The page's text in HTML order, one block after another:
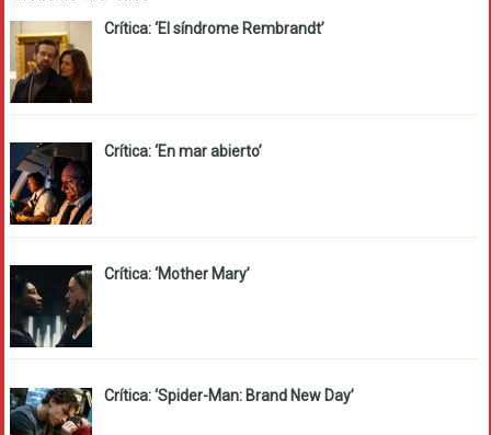
Crítica: ‘El síndrome Rembrandt’
Crítica: ‘En mar abierto’
Crítica: ‘Mother Mary’
Crítica: ‘Spider-Man: Brand New Day’